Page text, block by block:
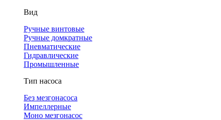
Вид
Ручные винтовые
Ручные домкратные
Пневматические
Гидравлические
Промышленные
Тип насоса
Без мезгонасоса
Импеллерные
Моно мезгонасос